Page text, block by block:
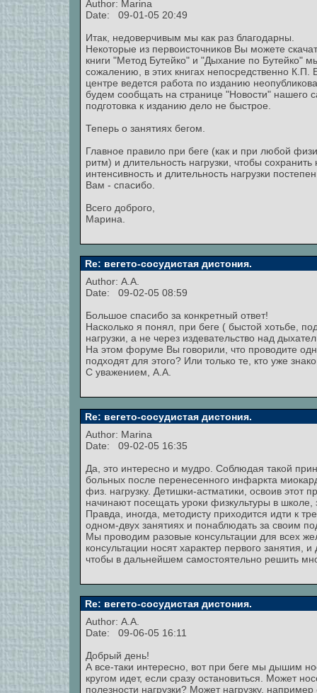
Author: Marina
Date: 09-01-05 20:49
Итак, недоверчивым мы как раз благодарны.
Некоторые из первоисточников Вы можете
книги "Метод Бутейко" и "Дыхание по Бутейко"
сожалению, в этих книгах непосредственно
центре ведется работа по изданию
будем сообщать на странице "Новости" нашего
подготовка к изданию дело не быстрое.
Теперь о занятиях бегом.
Главное правило при беге (как и при любой
ритм) и длительность нагрузки, чтобы
интенсивность и длительность нагрузки
Вам - спасибо.
Всего доброго,
Марина.
Re: вегето-сосудистая дистония.
Author: A.A.
Date: 09-02-05 08:59
Большое спасибо за конкретный ответ!
Насколько я понял, при беге ( быстой хотьбе,
нагрузки, а не через издевательство над
На этом форуме Вы говорили, что проводите
подходят для этого? Или только те, кто уже
С уважением, А.А.
Re: вегето-сосудистая дистония.
Author: Marina
Date: 09-02-05 16:35
Да, это интересно и мудро. Соблюдая такой
больных после перенесенного инфаркта
физ. нагрузку. Детишки-астматики, освоив этот
начинают посещать уроки физкультуры в
Правда, иногда, методисту приходится идти к
одном-двух занятиях и понаблюдать за своим
Мы проводим разовые консультации для всех
консультации носят характер первого занятия,
чтобы в дальнейшем самостоятельно решить
Re: вегето-сосудистая дистония.
Author: A.A.
Date: 09-06-05 16:11
Добрый день!
А все-таки интересно, вот при беге мы дышим
кругом идет, если сразу остановиться. Может
полезности нагрузки? Может нагрузку,